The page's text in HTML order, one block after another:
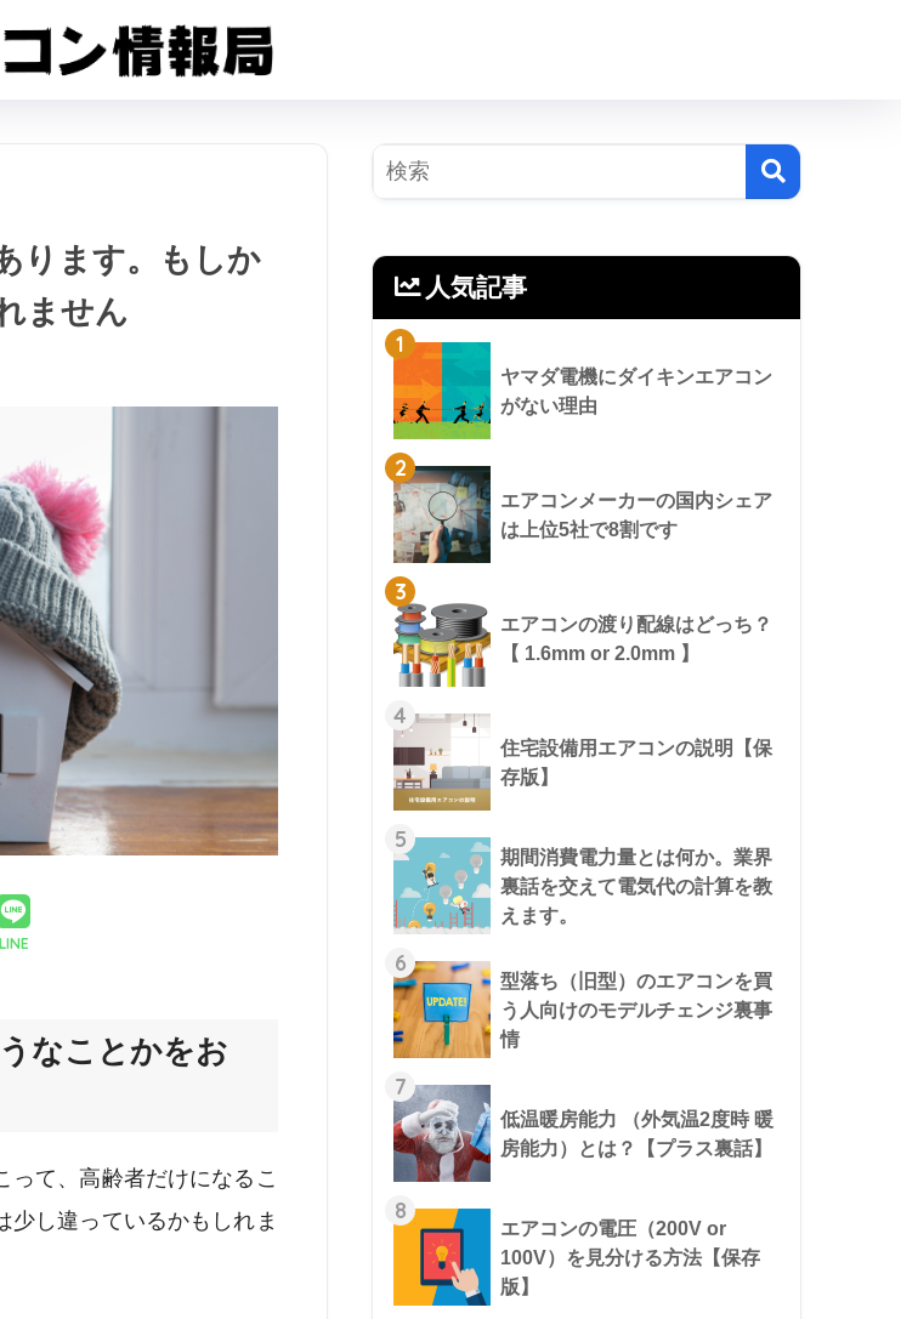
ります。もしか
ません
LINE
なことかをお
って、高齢者だけになるこ
少し違っているかもしれま
人気記事
1
ヤマダ電機にダイキンエアコン
がない理由
2
エアコンメーカーの国内シェア
は上位5社で8割です
3
エアコンの渡り配線はどっち？
【 1.6mm or 2.0mm 】
4
住宅設備用エアコンの説明【保
存版】
5
期間消費電力量とは何か。業界
裏話を交えて電気代の計算を教
えます。
6
型落ち（旧型）のエアコンを買
う人向けのモデルチェンジ裏事
情
7
低温暖房能力 （外気温2度時 暖
房能力）とは？【プラス裏話】
8
エアコンの電圧（200V or
100V）を見分ける方法【保存
版】